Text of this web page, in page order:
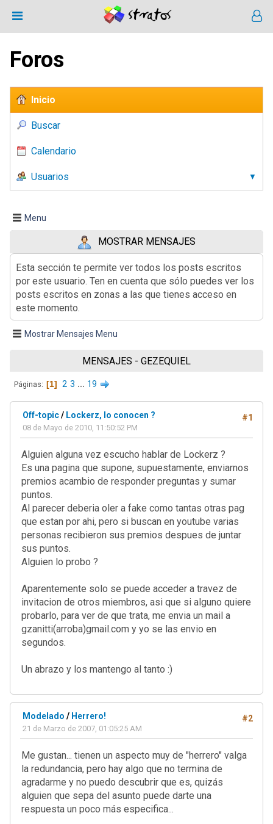
Foros
Inicio
Buscar
Calendario
Usuarios
Menu
MOSTRAR MENSAJES
Esta sección te permite ver todos los posts escritos
por este usuario. Ten en cuenta que sólo puedes ver los
posts escritos en zonas a las que tienes acceso en
este momento.
Mostrar Mensajes Menu
MENSAJES - GEZEQUIEL
Páginas 1 2 3 ... 19
#1
Off-topic/ Lockerz, lo conocen ?
08 de Mayo de 2010, 11:50:52 PM
Alguien alguna vez escucho hablar de Lockerz ?
Es una pagina que supone, supuestamente, enviarnos
premios acambio de responder preguntas y sumar
puntos.
Al parecer deberia oler a fake como tantas otras pag
que estan por ahi, pero si buscan en youtube varias
personas recibieron sus premios despues de juntar
sus puntos.
Alguien lo probo ?
Aparentemente solo se puede acceder a travez de
invitacion de otros miembros, asi que si alguno quiere
probarlo, para ver de que trata, me envia un mail a
gzanitti(arroba)gmail.com y yo se las envio en
segundos.
Un abrazo y los mantengo al tanto :)
#2
Modelado / Herrero!
21 de Marzo de 2007, 01:05:25 AM
Me gustan... tienen un aspecto muy de "herrero" valga
la redundancia, pero hay algo que no termina de
agradarme y no puedo descubrir que es, quizás
alguien que sepa del asunto puede darte una
respuesta un poco más especifica...